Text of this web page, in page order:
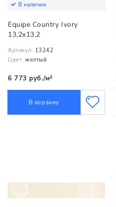
В наличии
Equipe Country Ivory
13,2x13,2
Артикул: 13242
Цвет: желтый
6 773 руб./м²
В корзину